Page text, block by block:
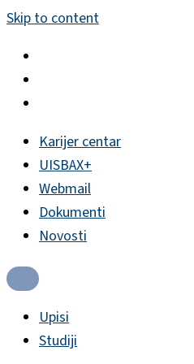
Skip to content
Karijer centar
UISBAX+
Webmail
Dokumenti
Novosti
Upisi
Studiji